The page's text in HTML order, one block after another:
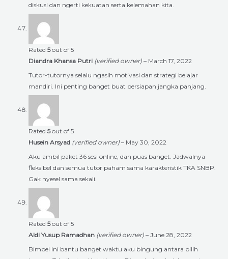
diskusi dan ngerti kekuatan serta kelemahan kita.
Rated 5out of 5
Diandra Khansa Putri (verified owner) – March 17, 2022
Tutor-tutornya selalu ngasih motivasi dan strategi belajar
mandiri. Ini penting banget buat persiapan jangka panjang.
Rated 5out of 5
Husein Arsyad (verified owner) – May 30, 2022
Aku ambil paket 36 sesi online, dan puas banget. Jadwalnya
fleksibel dan semua tutor paham sama karakteristik TKA SNBP.
Gak nyesel sama sekali.
Rated 5out of 5
Aldi Yusup Ramadhan (verified owner) – June 28, 2022
Bimbel ini bantu banget waktu aku bingung antara pilih